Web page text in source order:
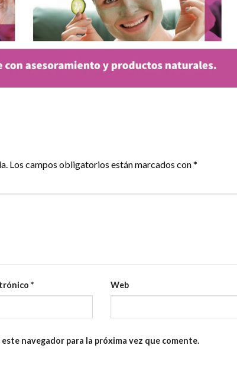
Los campos obligatorios están marcados con*
* Web
navegador para la próxima vez que comente.